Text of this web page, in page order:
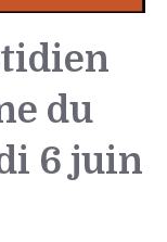
du
6 juin